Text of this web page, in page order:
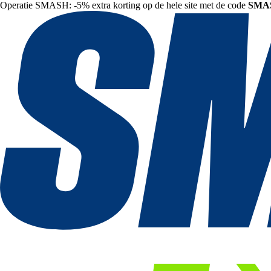
Operatie SMASH: -5% extra korting op de hele site met de code